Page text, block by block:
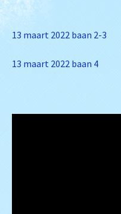
13 maart 2022 baan 2-3
13 maart 2022 baan 4